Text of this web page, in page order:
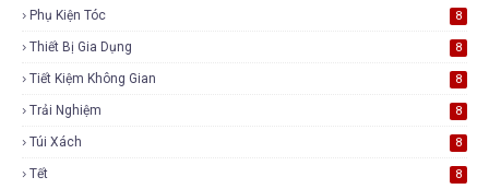
Phụ Kiện Tóc 8
Thiết Bị Gia Dụng 8
Tiết Kiệm Không Gian 8
Trải Nghiệm 8
Túi Xách 8
Tết 8